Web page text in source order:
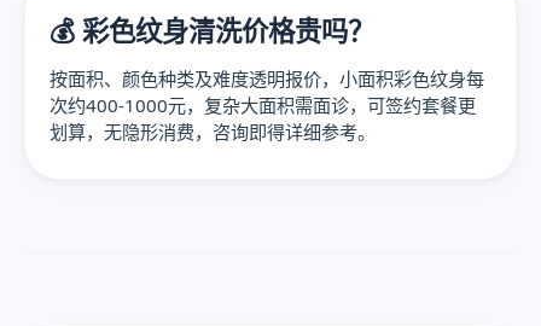
💰 彩色纹身清洗价格贵吗？
按面积、颜色种类及难度透明报价，小面积彩色纹身每
次约400-1000元，复杂大面积需面诊，可签约套餐更
划算，无隐形消费，咨询即得详细参考。